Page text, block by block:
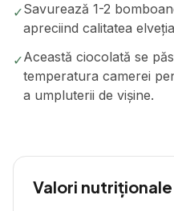
✓Savurează 1-2
apreciind calitatea
✓Această ciocolată se
temperatura camerei
a umpluterii de vișine.
Valori nutriționale